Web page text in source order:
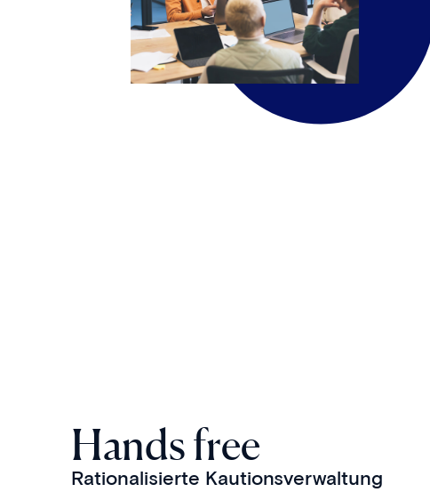
Hands free
Rationalisierte Kautionsverwaltung